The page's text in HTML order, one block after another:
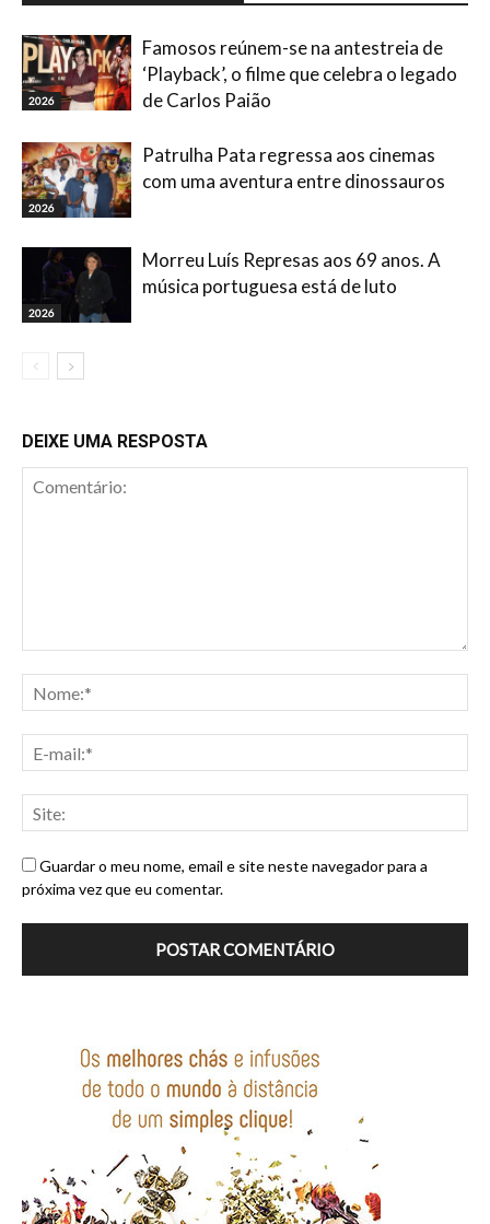
2026
Famosos reúnem-se na antestreia de
‘Playback’, o filme que celebra o legado
de Carlos Paião
2026
Patrulha Pata regressa aos cinemas
com uma aventura entre dinossauros
2026
Morreu Luís Represas aos 69 anos. A
música portuguesa está de luto
DEIXE UMA RESPOSTA
Guardar o meu nome, email e site neste navegador para a
próxima vez que eu comentar.